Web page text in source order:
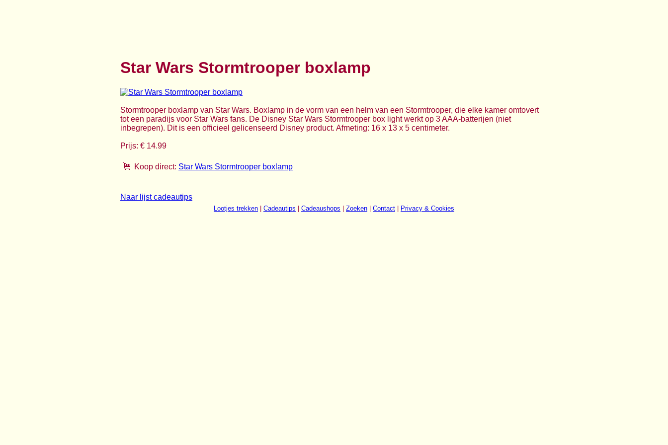
Star Wars Stormtrooper boxlamp
Stormtrooper boxlamp van Star Wars. Boxlamp in de vorm van een helm van een Stormtrooper, die elke kamer omtovert
tot een paradijs voor Star Wars fans. De Disney Star Wars Stormtrooper box light werkt op 3 AAA-batterijen (niet
inbegrepen). Dit is een officieel gelicenseerd Disney product. Afmeting: 16 x 13 x 5 centimeter.
Prijs: € 14.99
Koop direct: Star Wars Stormtrooper boxlamp
Naar lijst cadeautips
Lootjes trekken Cadeautips Cadeaushops Zoeken Contact Privacy & Cookies